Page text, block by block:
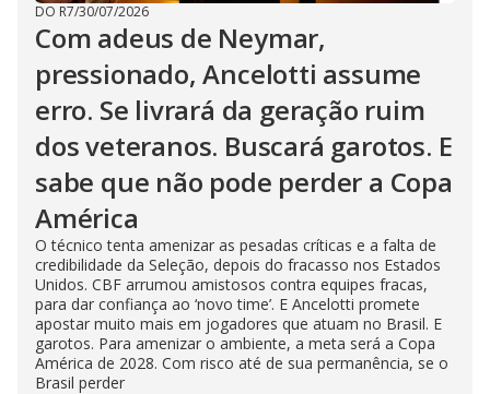
DO R7/30/07/2026
Com adeus de Neymar,
pressionado, Ancelotti assume
erro. Se livrará da geração ruim
dos veteranos. Buscará garotos. E
sabe que não pode perder a Copa
América
O técnico tenta amenizar as pesadas críticas e a falta de
credibilidade da Seleção, depois do fracasso nos Estados
Unidos. CBF arrumou amistosos contra equipes fracas,
para dar confiança ao ‘novo time’. E Ancelotti promete
apostar muito mais em jogadores que atuam no Brasil. E
garotos. Para amenizar o ambiente, a meta será a Copa
América de 2028. Com risco até de sua permanência, se o
Brasil perder